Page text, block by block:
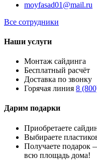
moyfasad01@mail.ru
Все сотрудники
Наши услуги
Монтаж сайдинга
Бесплатный расчёт
Доставка по звонку
Горячая линия 8
Дарим подарки
Приобретаете
Выбираете
Получаете подарок
всю площадь дома!